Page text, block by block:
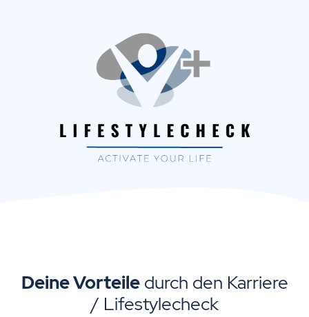
Deine Vorteiledurch den Karriere
/ Lifestylecheck